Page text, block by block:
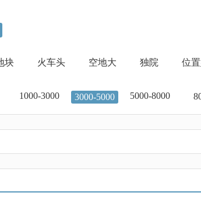
块 火车头 空地大 独院 位
1000-3000 3000-5000 5000-8000